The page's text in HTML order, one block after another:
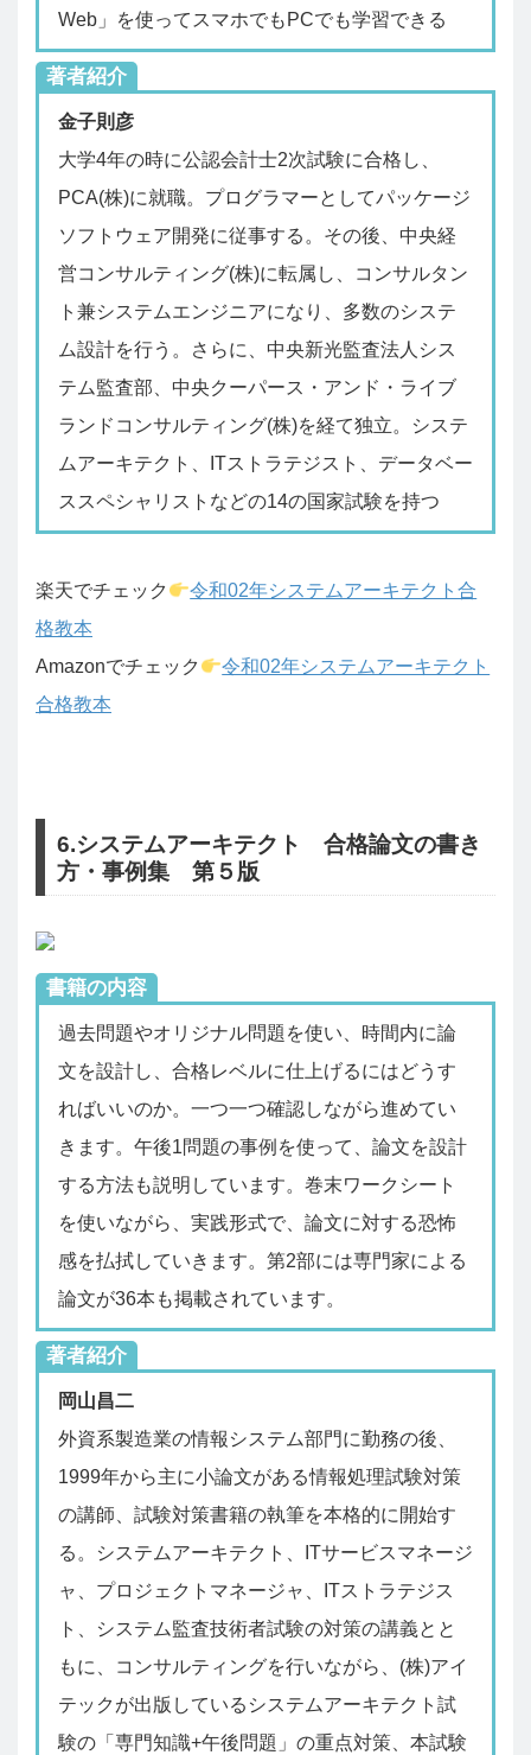
Web」を使ってスマホでもPCでも学習できる
著者紹介
金子則彦
大学4年の時に公認会計士2次試験に合格し、
PCA(株)に就職。プログラマーとしてパッケージ
ソフトウェア開発に従事する。その後、中央経
営コンサルティング(株)に転属し、コンサルタン
ト兼システムエンジニアになり、多数のシステ
ム設計を行う。さらに、中央新光監査法人シス
テム監査部、中央クーパース・アンド・ライブ
ランドコンサルティング(株)を経て独立。システ
ムアーキテクト、ITストラテジスト、データベー
ススペシャリストなどの14の国家試験を持つ
楽天でチェック
令和02年システムアーキテクト合
格教本
Amazonでチェック
令和02年システムアーキテクト
合格教本
6.システムアーキテクト 合格論文の書き
方・事例集 第５版
書籍の内容
過去問題やオリジナル問題を使い、時間内に論
文を設計し、合格レベルに仕上げるにはどうす
ればいいのか。一つ一つ確認しながら進めてい
きます。午後1問題の事例を使って、論文を設計
する方法も説明しています。巻末ワークシート
を使いながら、実践形式で、論文に対する恐怖
感を払拭していきます。第2部には専門家による
論文が36本も掲載されています。
著者紹介
岡山昌二
外資系製造業の情報システム部門に勤務の後、
1999年から主に小論文がある情報処理試験対策
の講師、試験対策書籍の執筆を本格的に開始す
る。システムアーキテクト、ITサービスマネージ
ャ、プロジェクトマネージャ、ITストラテジス
ト、システム監査技術者試験の対策の講義とと
もに、コンサルティングを行いながら、(株)アイ
テックが出版しているシステムアーキテクト試
験の「専門知識+午後問題」の重点対策、本試験